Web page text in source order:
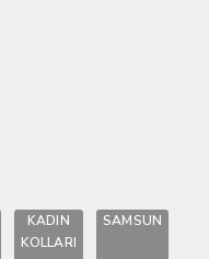
KADIN
KOLLARI
SAMSUN